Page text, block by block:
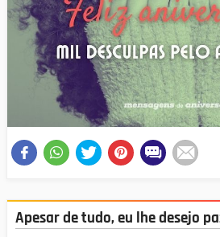
Apesar de tudo, eu lhe desejo